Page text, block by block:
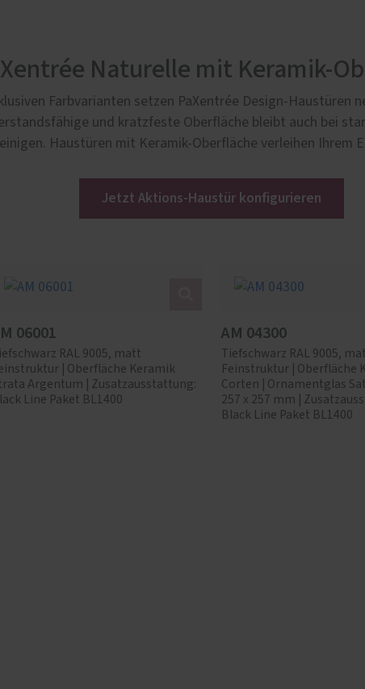
Naturelle mit Keramik-
Farbvarianten setzen PaXentrée Design-Haustüren
und kratzfeste Oberfläche bleibt auch bei
Haustüren mit Keramik-Oberfläche verleihen Ihrem
Jetzt Aktions-Haustür konfigurieren
06001
RAL 9005, matt
| Oberfläche Keramik
Argentum | Zusatzausstattung:
Line Paket BL1400
AM 04300
Tiefschwarz RAL 9005,
Feinstruktur | Oberfläche
Corten | Ornamentglas
257 x 257 mm |
Black Line Paket BL1400